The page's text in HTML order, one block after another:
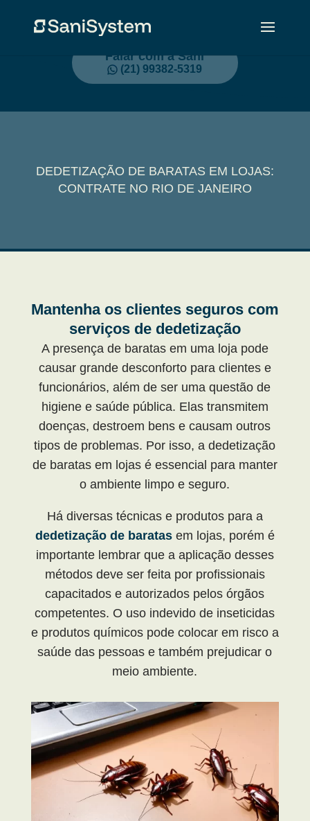
Falar com a Sani
(21) 99382-5319
DEDETIZAÇÃO DE BARATAS EM LOJAS:
CONTRATE NO RIO DE JANEIRO
Mantenha os clientes seguros com
serviços de dedetização
A presença de baratas em uma loja pode
causar grande desconforto para clientes e
funcionários, além de ser uma questão de
higiene e saúde pública. Elas transmitem
doenças, destroem bens e causam outros
tipos de problemas. Por isso, a dedetização
de baratas em lojas é essencial para manter
o ambiente limpo e seguro.
Há diversas técnicas e produtos para a
dedetização de baratasem lojas, porém é
importante lembrar que a aplicação desses
métodos deve ser feita por profissionais
capacitados e autorizados pelos órgãos
competentes. O uso indevido de inseticidas
e produtos químicos pode colocar em risco a
saúde das pessoas e também prejudicar o
meio ambiente.